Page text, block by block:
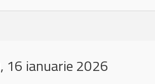
16 ianuarie 2026